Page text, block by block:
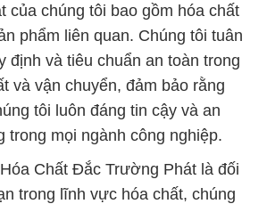
của chúng tôi bao gồm hóa chất
phẩm liên quan. Chúng tôi tuân
định và tiêu chuẩn an toàn trong
và vận chuyển, đảm bảo rằng
tôi luôn đáng tin cậy và an
trong mọi ngành công nghiệp.
Chất Đắc Trường Phát là đối
trong lĩnh vực hóa chất, chúng